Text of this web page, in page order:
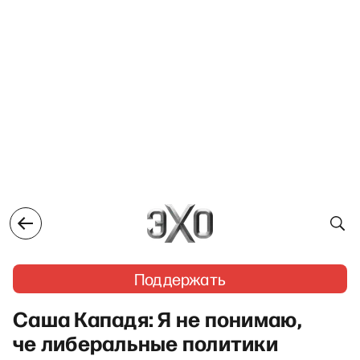
Поддержать
Саша Кападя: Я не понимаю,
че либеральные политики